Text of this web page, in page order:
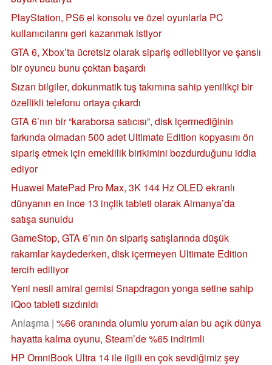
PlayStation, PS6 el konsolu ve özel oyunlarla PC
kullanıcılarını geri kazanmak istiyor
GTA 6, Xbox’ta ücretsiz olarak sipariş edilebiliyor ve şanslı
bir oyuncu bunu çoktan başardı
Sızan bilgiler, dokunmatik tuş takımına sahip yenilikçi bir
özellikli telefonu ortaya çıkardı
GTA 6’nın bir “karaborsa satıcısı”, disk içermediğinin
farkında olmadan 500 adet Ultimate Edition kopyasını ön
sipariş etmek için emeklilik birikimini bozdurduğunu iddia
ediyor
Huawei MatePad Pro Max, 3K 144 Hz OLED ekranlı
dünyanın en ince 13 inçlik tableti olarak Almanya’da
satışa sunuldu
GameStop, GTA 6’nın ön sipariş satışlarında düşük
rakamlar kaydederken, disk içermeyen Ultimate Edition
tercih ediliyor
Yeni nesil amiral gemisi Snapdragon yonga setine sahip
iQoo tableti sızdırıldı
Anlaşma | %66 oranında olumlu yorum alan bu açık dünya
hayatta kalma oyunu, Steam’de %65 indirimli
HP OmniBook Ultra 14 ile ilgili en çok sevdiğimiz şey